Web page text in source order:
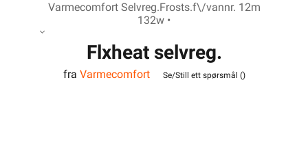
Varmecomfort Selvreg.Frosts.f\/vannr. 12m
132w •
Flxheat selvreg.
frostsikringskabel m/term.
fra Varmecomfort Se/Still ett spørsmål ()